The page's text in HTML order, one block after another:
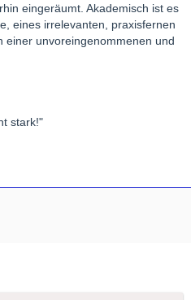
eingeräumt. Akademisch ist es
eines irrelevanten, praxisfernen
einer unvoreingenommenen und
stark!"